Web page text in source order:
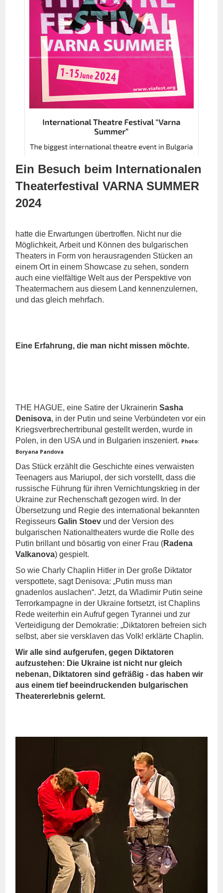
Ein Besuch beim Internationalen
Theaterfestival VARNA SUMMER
2024
hatte die Erwartungen übertroffen. Nicht nur die
Möglichkeit, Arbeit und Können des bulgarischen
Theaters in Form von herausragenden Stücken an
einem Ort in einem Showcase zu sehen, sondern
auch eine vielfältige Welt aus der Perspektive von
Theatermachern aus diesem Land kennenzulernen,
und das gleich mehrfach.
Eine Erfahrung, die man nicht missen möchte.
THE HAGUE, eine Satire der UkrainerinSasha
Denisova, in der Putin und seine Verbündeten vor ein
Kriegsverbrechertribunal gestellt werden, wurde in
Polen, in den USA und in Bulgarien inszeniert. Photo:
Boryana Pandova
Das Stück erzählt die Geschichte eines verwaisten
Teenagers aus Mariupol, der sich vorstellt, dass die
russische Führung für ihren Vernichtungskrieg in der
Ukraine zur Rechenschaft gezogen wird. In der
Übersetzung und Regie des international bekannten
RegisseursGalin Stoev und der Version des
bulgarischen Nationaltheaters wurde die Rolle des
Putin brillant und bösartig von einer Frau (Radena
Valkanova) gespielt.
So wie Charly Chaplin Hitler in Der große Diktator
verspottete, sagt Denisova: „Putin muss man
gnadenlos auslachen“. Jetzt, da Wladimir Putin seine
Terrorkampagne in der Ukraine fortsetzt, ist Chaplins
Rede weiterhin ein Aufruf gegen Tyrannei und zur
Verteidigung der Demokratie: „Diktatoren befreien sich
selbst, aber sie versklaven das Volk! erklärte Chaplin.
Wir alle sind aufgerufen, gegen Diktatoren
aufzustehen: Die Ukraine ist nicht nur gleich
nebenan, Diktatoren sind gefräßig - das haben wir
aus einem tief beeindruckenden bulgarischen
Theatererlebnis gelernt.